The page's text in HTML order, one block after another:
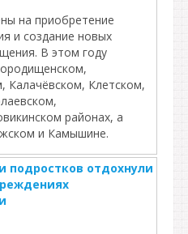
на приобретение
и создание новых
В этом году
Калачёвском, Клетском,
районах, а
и Камышине.
подростков отдохнули